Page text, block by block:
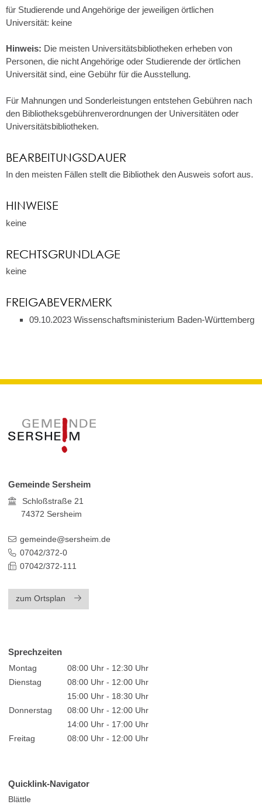
für Studierende und Angehörige der jeweiligen örtlichen
Universität: keine
Hinweis: Die meisten Universitätsbibliotheken erheben von
Personen, die nicht Angehörige oder Studierende der örtlichen
Universität sind, eine Gebühr für die Ausstellung.
Für Mahnungen und Sonderleistungen entstehen Gebühren nach
den Bibliotheksgebührenverordnungen der Universitäten oder
Universitätsbibliotheken.
BEARBEITUNGSDAUER
In den meisten Fällen stellt die Bibliothek den Ausweis sofort aus.
HINWEISE
keine
RECHTSGRUNDLAGE
keine
FREIGABEVERMERK
09.10.2023 Wissenschaftsministerium Baden-Württemberg
Gemeinde Sersheim
Schloßstraße 21
74372 Sersheim
gemeinde@sersheim.de
07042/372-0
07042/372-111
zum Ortsplan
Sprechzeiten
Montag
08:00 Uhr - 12:30 Uhr
Dienstag
08:00 Uhr - 12:00 Uhr
15:00 Uhr - 18:30 Uhr
Donnerstag
08:00 Uhr - 12:00 Uhr
14:00 Uhr - 17:00 Uhr
Freitag
08:00 Uhr - 12:00 Uhr
Quicklink-Navigator
Blättle